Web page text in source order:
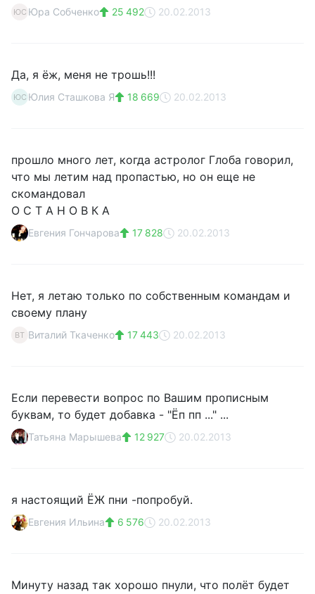
ЮС Юра Собченко 25 492 20.02.2013
Да, я ёж, меня не трошь!!!
ЮС Юлия Сташкова Я 18 669 20.02.2013
прошло много лет, когда астролог Глоба говорил,
что мы летим над пропастью, но он еще не
скомандовал
О С Т А Н О В К А
Евгения Гончарова 17 828 20.02.2013
Нет, я летаю только по собственным командам и
своему плану
ВТ Виталий Ткаченко 17 443 20.02.2013
Если перевести вопрос по Вашим прописным
буквам, то будет добавка - "Ёп пп ..." ...
Татьяна Марышева 12 927 20.02.2013
я настоящий ЁЖ пни -попробуй.
Евгения Ильина 6 576 20.02.2013
Минуту назад так хорошо пнули, что полёт будет